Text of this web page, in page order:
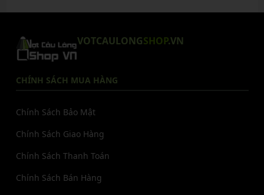
VOTCAULONGSHOP.VN
CHÍNH SÁCH MUA HÀNG
Chính Sách Bảo Mật
Chính Sách Giao Hàng
Chính Sách Thanh Toán
Chính Sách Bán Hàng